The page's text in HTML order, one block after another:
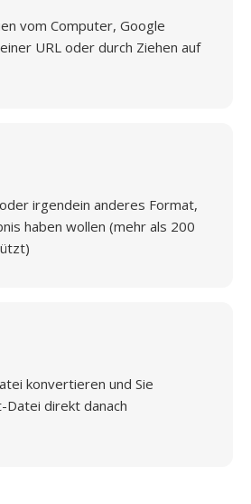
vom Computer, Google
URL oder durch Ziehen auf
irgendein anderes Format,
haben wollen (mehr als 200
konvertieren und Sie
Datei direkt danach